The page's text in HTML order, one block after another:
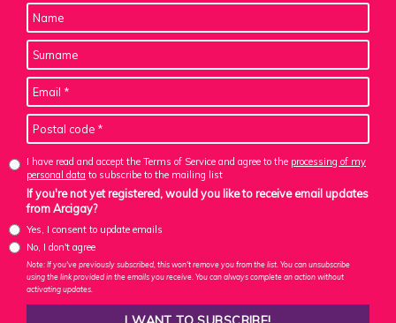
I have read and accept the Terms of Service and agree to the processing of my
personal data to subscribe to the mailing list
If you're not yet registered, would you like to receive email updates
from Arcigay?
Yes, I consent to update emails
No, I don't agree
Note: If you've previously subscribed, this won't remove you from the list. You can unsubscribe
using the link provided in the emails you receive. You can always complete an action without
activating updates.